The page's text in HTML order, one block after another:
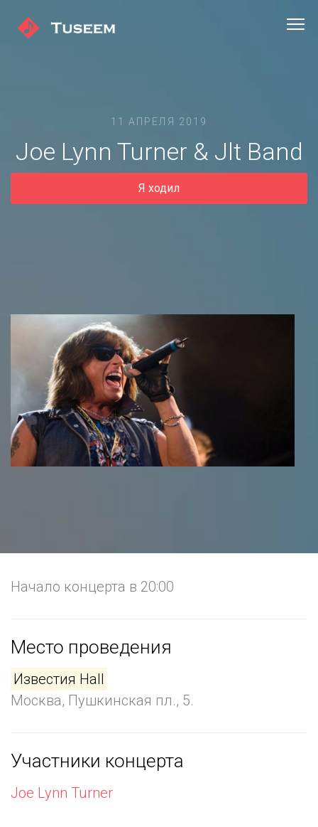
11 АПРЕЛЯ 2019
Joe Lynn Turner & Jlt Band
Я ходил
Начало концерта в 20:00
Место проведения
Известия Hall
Москва, Пушкинская пл., 5.
Участники концерта
Joe Lynn Turner